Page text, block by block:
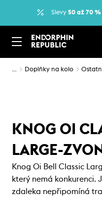
Slevy 50 až 70 %
… Doplňky na kolo
KNOG OI
LARGE-
Knog Oi Bell Classic
který nemá konkurenci.
zdaleka nepřipomíná